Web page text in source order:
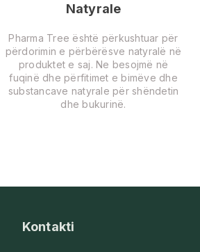
Natyrale
Pharma Tree është përkushtuar për
përdorimin e përbërësve natyralë në
produktet e saj. Ne besojmë në
fuqinë dhe përfitimet e bimëve dhe
substancave natyrale për shëndetin
dhe bukurinë.
Kontakti